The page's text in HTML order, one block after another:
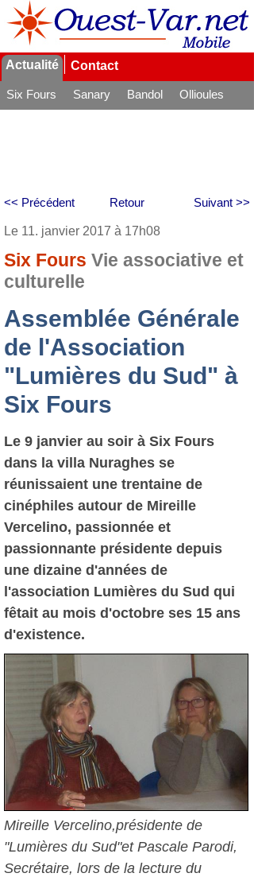
Actualité Contact
Six Fours Sanary Bandol
Ollioules
Retour
<< Précédent Suivant >>
Le 11. janvier 2017 à 17h08
Six Fours Vie associative et
culturelle
Assemblée Générale
de l'Association
"Lumières du Sud" à
Six Fours
Le 9 janvier au soir à Six Fours
dans la villa Nuraghes se
réunissaient une trentaine de
cinéphiles autour de Mireille
Vercelino, passionnée et
passionnante présidente depuis
une dizaine d'années de
l'association Lumières du Sud qui
fêtait au mois d'octobre ses 15 ans
d'existence.
Mireille Vercelino,présidente de
"Lumières du Sud"et Pascale Parodi,
Secrétaire, lors de la lecture du